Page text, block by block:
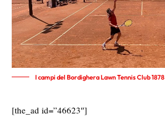
I campi del Bordighera Lawn Tennis Club 1878
[the_ad id=”46623″]